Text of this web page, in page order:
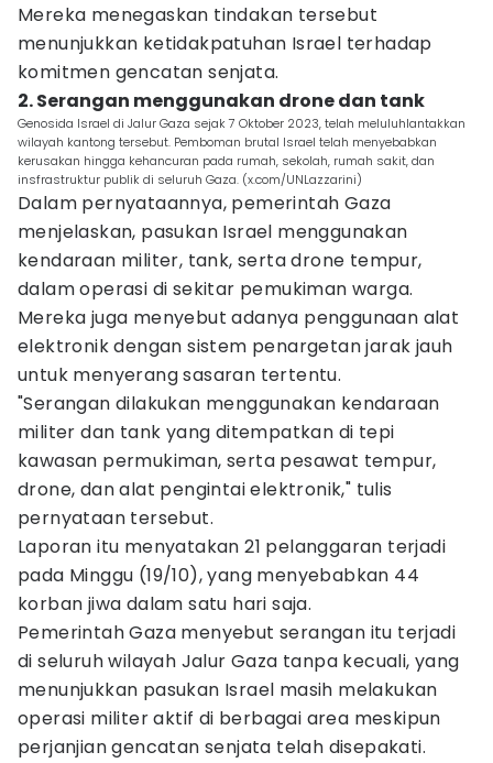
Mereka menegaskan tindakan tersebut
menunjukkan ketidakpatuhan Israel terhadap
komitmen gencatan senjata.
2. Serangan menggunakan drone dan tank
Genosida Israel di Jalur Gaza sejak 7 Oktober 2023, telah meluluhlantakkan
wilayah kantong tersebut. Pemboman brutal Israel telah menyebabkan
kerusakan hingga kehancuran pada rumah, sekolah, rumah sakit, dan
insfrastruktur publik di seluruh Gaza. (x.com/UNLazzarini)
Dalam pernyataannya, pemerintah Gaza
menjelaskan, pasukan Israel menggunakan
kendaraan militer, tank, serta drone tempur,
dalam operasi di sekitar pemukiman warga.
Mereka juga menyebut adanya penggunaan alat
elektronik dengan sistem penargetan jarak jauh
untuk menyerang sasaran tertentu.
"Serangan dilakukan menggunakan kendaraan
militer dan tank yang ditempatkan di tepi
kawasan permukiman, serta pesawat tempur,
drone, dan alat pengintai elektronik," tulis
pernyataan tersebut.
Laporan itu menyatakan 21 pelanggaran terjadi
pada Minggu (19/10), yang menyebabkan 44
korban jiwa dalam satu hari saja.
Pemerintah Gaza menyebut serangan itu terjadi
di seluruh wilayah Jalur Gaza tanpa kecuali, yang
menunjukkan pasukan Israel masih melakukan
operasi militer aktif di berbagai area meskipun
perjanjian gencatan senjata telah disepakati.